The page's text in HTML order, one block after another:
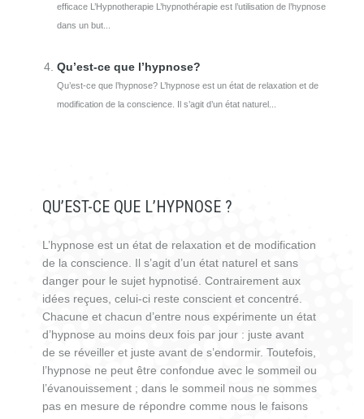
efficace L’Hypnotherapie L’hypnothérapie est l’utilisation de l’hypnose
dans un but...
Qu’est-ce que l’hypnose?
Qu’est-ce que l’hypnose? L’hypnose est un état de relaxation et de
modification de la conscience. Il s’agit d’un état naturel...
QU’EST-CE QUE L’HYPNOSE ?
L’hypnose est un état de relaxation et de modification
de la conscience. Il s’agit d’un état naturel et sans
danger pour le sujet hypnotisé. Contrairement aux
idées reçues, celui-ci reste conscient et concentré.
Chacune et chacun d’entre nous expérimente un état
d’hypnose au moins deux fois par jour : juste avant
de se réveiller et juste avant de s’endormir. Toutefois,
l’hypnose ne peut être confondue avec le sommeil ou
l’évanouissement ; dans le sommeil nous ne sommes
pas en mesure de répondre comme nous le faisons